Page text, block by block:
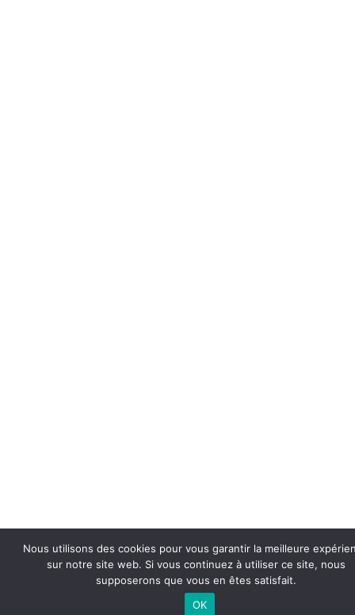
Nous utilisons des cookies pour vous garantir la meilleure
sur notre site web. Si vous continuez à utiliser ce site, nous
supposerons que vous en êtes satisfait.
OK